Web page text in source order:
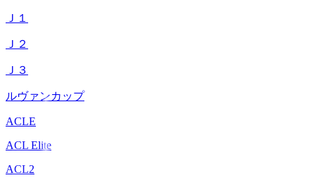
Ｊ１
Ｊ２
Ｊ３
ルヴァンカップ
ACLE
ACL Elite
ACL2